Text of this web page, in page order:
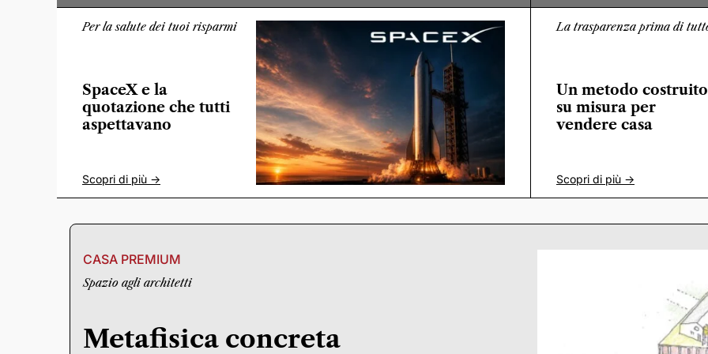
Per la salute dei tuoi risparmi
SpaceX e la
quotazione che tutti
aspettavano
Scopri di più ->
La trasparenza prima di
Un metodo costruito
su misura per
vendere casa
Scopri di più ->
CASA PREMIUM
Spazio agli architetti
Metafisica concreta